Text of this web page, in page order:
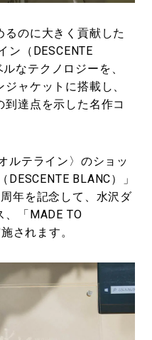
のに大きく貢献した
ン（DESCENTE
なテクノロジーを、
ャケットに搭載し、
達点を示した名作コ
ルテライン〉のショッ
BLANC）」
年を記念して、水沢ダ
、「MADE TO
されます。